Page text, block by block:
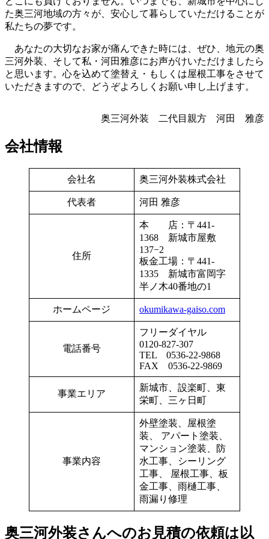
た奥三河地域の方々が、安心して暮らしていただけることが
私たちの夢です。
あなたの大切なお家が痛んできた時には、ぜひ、地元の奥
三河外装、そして私・河田雅彦にお声がけいただけましたら
と思います。心を込めて塗替え・もしくは屋根工事をさせて
いただきますので、どうぞよろしくお願い申し上げます。
奥三河外装 二代目親方 河田 雅彦
会社情報
会社名 奥三河外装株式会社
代表者 河田 雅彦
住所
本 店：〒441-
1368 新城市屋敷
137−2
板金工場：〒441-
1335 新城市富岡字
半ノ木40番地の1
ホームページ okumikawa-gaiso.com
電話番号
フリーダイヤル
0120-827-307
TEL 0536-22-9868
FAX 0536-22-9869
事業エリア
新城市、設楽町、東
栄町、三ヶ日町
事業内容
外壁塗装、屋根塗
装、 アパート塗装、
マンション塗装、防
水工事、シーリング
工事、 屋根工事、板
金工事、雨樋工事、
雨漏り修理
奥三河外装さんへのお見積の依頼は以